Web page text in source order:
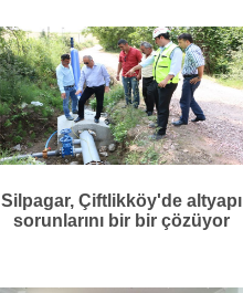
Silpagar, Çiftlikköy'de altyapı
sorunlarını bir bir çözüyor